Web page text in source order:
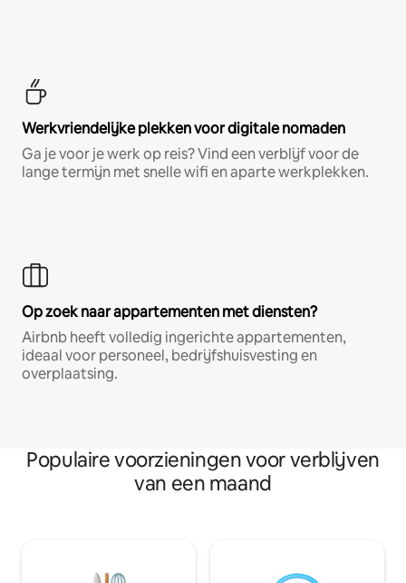
Werkvriendelijke plekken voor digitale nomaden
Ga je voor je werk op reis? Vind een verblijf voor de
lange termijn met snelle wifi en aparte werkplekken.
Op zoek naar appartementen met diensten?
Airbnb heeft volledig ingerichte appartementen,
ideaal voor personeel, bedrijfshuisvesting en
overplaatsing.
Populaire voorzieningen voor verblijven
van een maand